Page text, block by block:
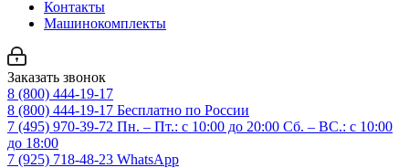
Контакты
Машинокомплекты
Заказать звонок
8 (800) 444-19-17
8 (800) 444-19-17 Бесплатно по России
7 (495) 970-39-72 Пн. – Пт.: с 10:00 до 20:00 Сб. – ВС.: c 10:00
до 18:00
7 (925) 718-48-23 WhatsApp